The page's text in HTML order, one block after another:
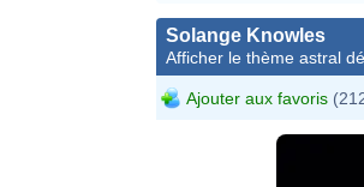
Solange Knowles
Afficher le thème astral
Ajouter aux favoris